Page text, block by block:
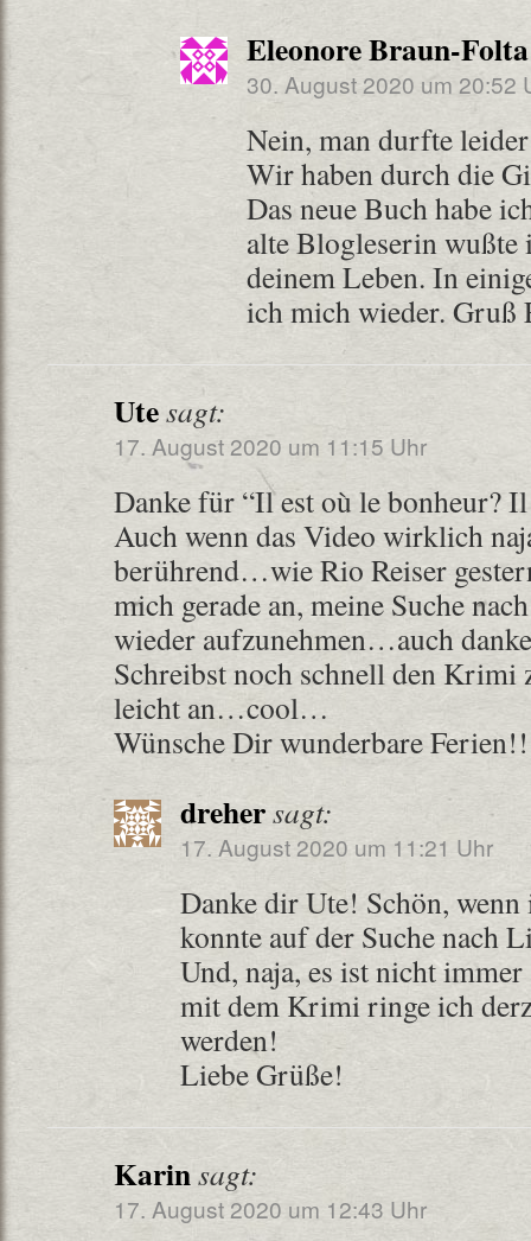
Eleonore Braun-Folta
30. August 2020 um 20:52
Nein, man durfte
Wir haben durch die
Das neue Buch habe
alte Blogleserin
deinem Leben. In
ich mich wieder. Gruß
Utesagt:
17. August 2020 um 11:15 Uhr
Danke für “Il est où le bonheur?
Auch wenn das Video wirklich
berührend…wie Rio Reiser
mich gerade an, meine Suche
wieder aufzunehmen…auch
Schreibst noch schnell den
leicht an…cool…
Wünsche Dir wunderbare
drehersagt:
17. August 2020 um 11:21 Uhr
Danke dir Ute! Schön, wenn
konnte auf der Suche nach
Und, naja, es ist nicht
mit dem Krimi ringe ich
werden!
Liebe Grüße!
Karinsagt:
17. August 2020 um 12:43 Uhr